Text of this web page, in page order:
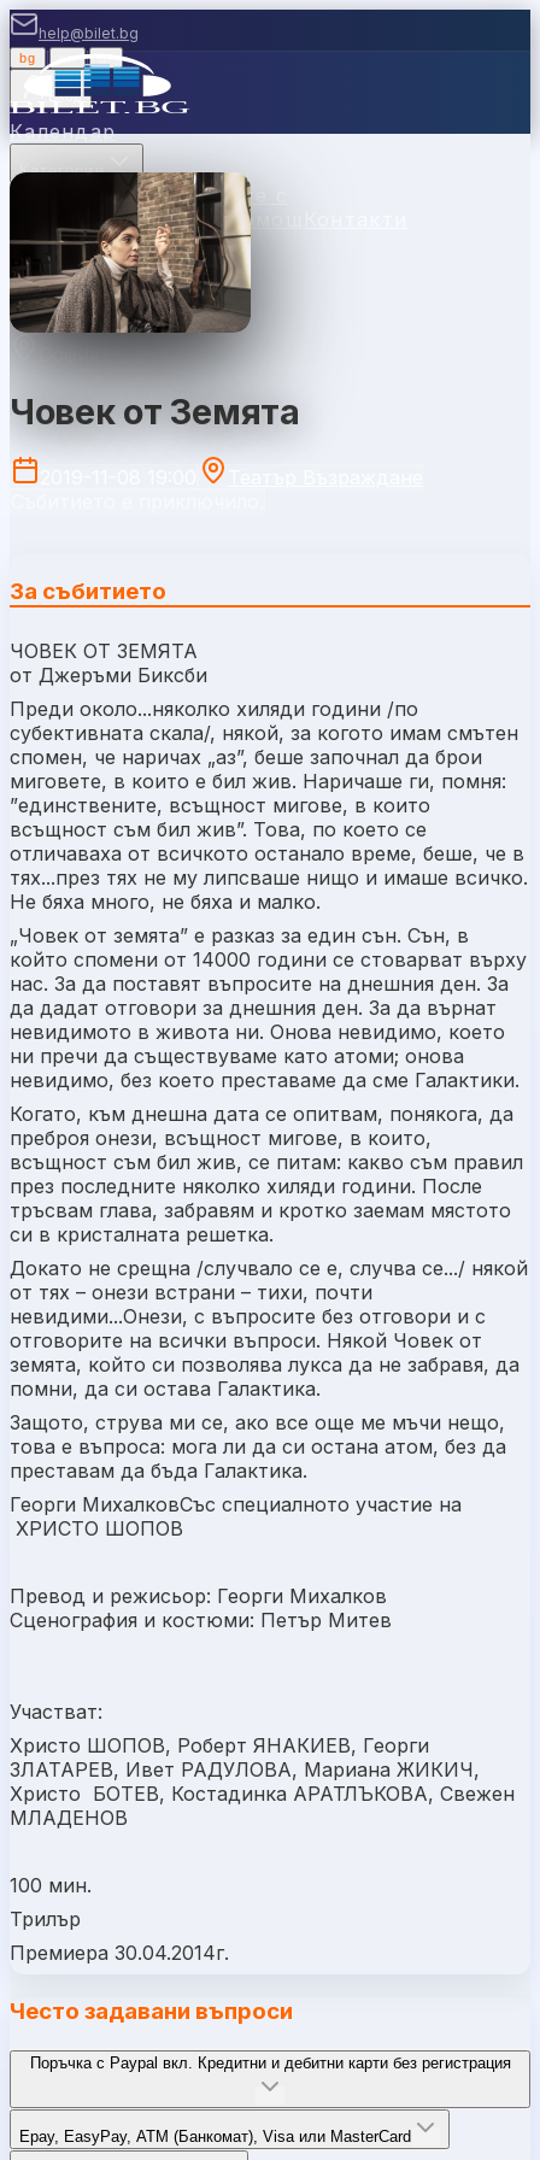
help@bilet.bg
bg |
Вход
Календар
Категории
Места КасиПродавайте с
ВаучериНовини Помощ
София
Човек от Земята
За събитието
ЧОВЕК ОТ ЗЕМЯТА
от Джеръми Биксби
Преди около...няколко хиляди години /по
субективната скала/, някой, за когото имам смътен
спомен, че наричах „аз”, беше започнал да брои
миговете, в които е бил жив. Наричаше ги, помня:
”единствените, всъщност мигове, в които
всъщност съм бил жив”. Това, по което се
отличаваха от всичкото останало време, беше, че в
тях...през тях не му липсваше нищо и имаше всичко.
Не бяха много, не бяха и малко.
„Човек от земята” е разказ за един сън. Сън, в
който спомени от 14000 години се стоварват върху
нас. За да поставят въпросите на днешния ден. За
да дадат отговори за днешния ден. За да върнат
невидимото в живота ни. Онова невидимо, което
ни пречи да съществуваме като атоми; онова
невидимо, без което преставаме да сме Галактики.
Когато, към днешна дата се опитвам, понякога, да
преброя онези, всъщност мигове, в които,
всъщност съм бил жив, се питам: какво съм правил
през последните няколко хиляди години. После
тръсвам глава, забравям и кротко заемам мястото
си в кристалната решетка.
Докато не срещна /случвало се е, случва се.../ някой
от тях – онези встрани – тихи, почти
невидими...Онези, с въпросите без отговори и с
отговорите на всички въпроси. Някой Човек от
земята, който си позволява лукса да не забравя, да
помни, да си остава Галактика.
Защото, струва ми се, ако все още ме мъчи нещо,
това е въпроса: мога ли да си остана атом, без да
преставам да бъда Галактика.
Георги МихалковСъс специалното участие на
ХРИСТО ШОПОВ
Превод и режисьор: Георги Михалков
Сценография и костюми: Петър Митев
Участват:
Христо ШОПОВ, Роберт ЯНАКИЕВ, Георги
ЗЛАТАРЕВ, Ивет РАДУЛОВА, Мариана ЖИКИЧ,
Христо БОТЕВ, Костадинка АРАТЛЪКОВА, Свежен
МЛАДЕНОВ
100 мин.
Трилър
Премиера 30.04.2014г.
Често задавани въпроси
Поръчка с Paypal вкл. Кредитни и дебитни карти без регистрация
Epay, EasyPay, ATM (Банкомат), Visa или MasterCard